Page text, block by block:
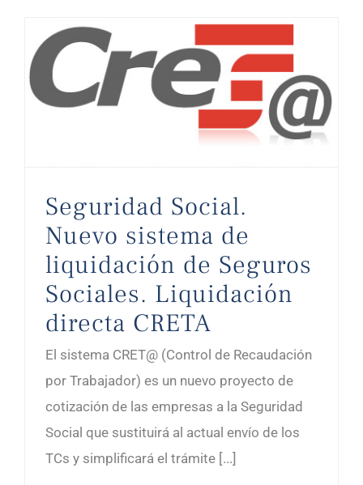
Seguridad Social.
Nuevo sistema de
liquidación de Seguros
Sociales. Liquidación
directa CRETA
El sistema CRET@ (Control de Recaudación
por Trabajador) es un nuevo proyecto de
cotización de las empresas a la Seguridad
Social que sustituirá al actual envío de los
TCs y simplificará el trámite [...]